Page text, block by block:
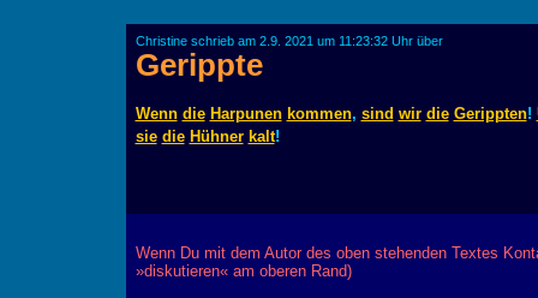
Christine schrieb am 2.9. 2021 um 11:23:32 Uhr über
Gerippte
Wenn die Harpunen kommen, sind wir die Gerippten!
sie die Hühner kalt!
Wenn Du mit dem Autor des oben stehenden Textes
»diskutieren« am oberen Rand)